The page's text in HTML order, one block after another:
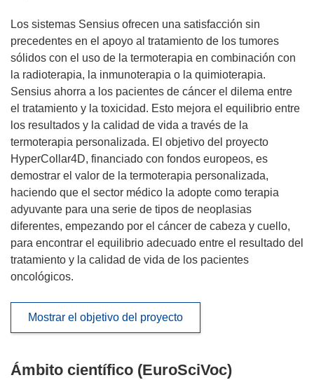
Los sistemas Sensius ofrecen una satisfacción sin
precedentes en el apoyo al tratamiento de los tumores
sólidos con el uso de la termoterapia en combinación con
la radioterapia, la inmunoterapia o la quimioterapia.
Sensius ahorra a los pacientes de cáncer el dilema entre
el tratamiento y la toxicidad. Esto mejora el equilibrio entre
los resultados y la calidad de vida a través de la
termoterapia personalizada. El objetivo del proyecto
HyperCollar4D, financiado con fondos europeos, es
demostrar el valor de la termoterapia personalizada,
haciendo que el sector médico la adopte como terapia
adyuvante para una serie de tipos de neoplasias
diferentes, empezando por el cáncer de cabeza y cuello,
para encontrar el equilibrio adecuado entre el resultado del
tratamiento y la calidad de vida de los pacientes
oncológicos.
Mostrar el objetivo del proyecto
Ámbito científico (EuroSciVoc)